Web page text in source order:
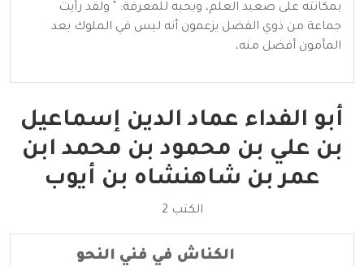
بمكانته على صعيد العلم، وبحبه للمعرفة: " ولقد رأيت
جماعة من ذوي الفضل يزعمون أنه ليس في الملوك بعد
المأمون أفضل منه،
أبو الفداء عماد الدين إسماعيل
بن علي بن محمود بن محمد ابن
عمر بن شاهنشاه بن أيوب
الكتب 2
الكناش في فني النحو